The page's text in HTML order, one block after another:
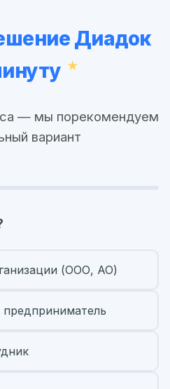
Диадок
— мы порекомендуем
вариант
(ООО, АО)